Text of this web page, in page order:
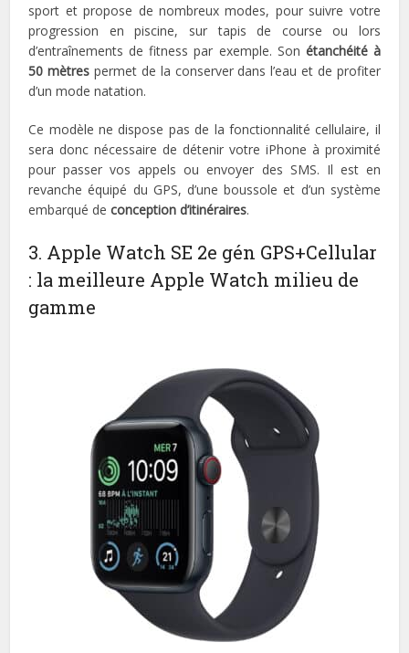
sport et propose de nombreux modes, pour suivre votre
progression en piscine, sur tapis de course ou lors
d’entraînements de fitness par exemple. Son étanchéité à
50 mètres permet de la conserver dans l’eau et de profiter
d’un mode natation.
Ce modèle ne dispose pas de la fonctionnalité cellulaire, il
sera donc nécessaire de détenir votre iPhone à proximité
pour passer vos appels ou envoyer des SMS. Il est en
revanche équipé du GPS, d’une boussole et d’un système
embarqué deconception d’itinéraires.
3. Apple Watch SE 2e gén GPS+Cellular
: la meilleure Apple Watch milieu de
gamme